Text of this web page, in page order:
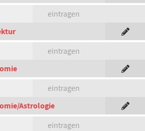
eintragen
eintragen
eintragen
Astrologie
eintragen